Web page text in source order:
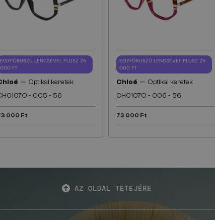
EGYFÓKUSZÚ LENCSÉVEL PLUSZ 25
000 FT
— Optikai keretek
- 005 - 56
000 Ft
EGYFÓKUSZÚ LENCSÉVEL PLUSZ 25
000 FT
Chloé — Optikai keretek
CH0107O - 006 - 56
73 000 Ft
AZ OLDAL TETEJÉRE